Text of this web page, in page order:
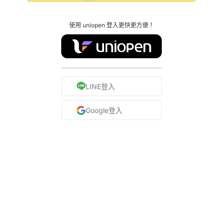
使用 uniopen 登入更快更方便！
LINE登入
Google登入